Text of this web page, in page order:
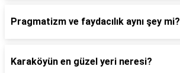
Pragmatizm ve faydacılık aynı şey mi?
Karaköyün en güzel yeri neresi?